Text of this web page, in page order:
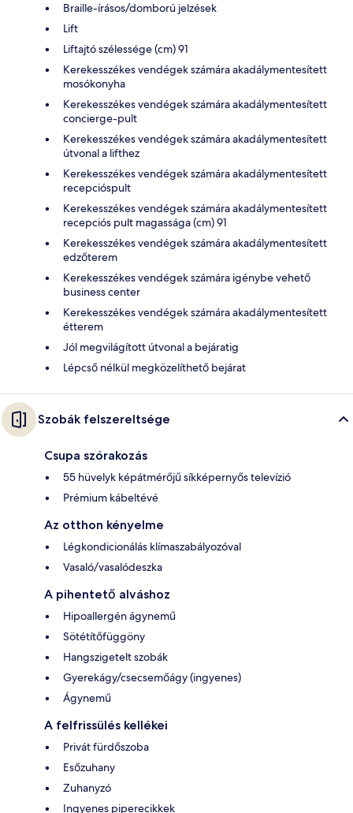
Braille-írásos/domború jelzések
Lift
Liftajtó szélessége (cm) 91
Kerekesszékes vendégek számára akadálymentesített
mosókonyha
Kerekesszékes vendégek számára akadálymentesített
concierge-pult
Kerekesszékes vendégek számára akadálymentesített
útvonal a lifthez
Kerekesszékes vendégek számára akadálymentesített
recepcióspult
Kerekesszékes vendégek számára akadálymentesített
recepciós pult magassága (cm) 91
Kerekesszékes vendégek számára akadálymentesített
edzőterem
Kerekesszékes vendégek számára igénybe vehető
business center
Kerekesszékes vendégek számára akadálymentesített
étterem
Jól megvilágított útvonal a bejáratig
Lépcső nélkül megközelíthető bejárat
Szobák felszereltsége
Csupa szórakozás
55 hüvelyk képátmérőjű síkképernyős televízió
Prémium kábeltévé
Az otthon kényelme
Légkondicionálás klímaszabályozóval
Vasaló/vasalódeszka
A pihentető alváshoz
Hipoallergén ágynemű
Sötétítőfüggöny
Hangszigetelt szobák
Gyerekágy/csecsemőágy (ingyenes)
Ágynemű
A felfrissülés kellékei
Privát fürdőszoba
Esőzuhany
Zuhanyzó
Ingyenes piperecikkek